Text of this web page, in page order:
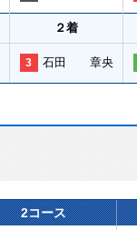
２着
3 石田 章央
2コース